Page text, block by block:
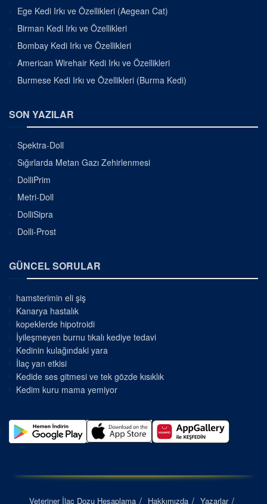
Ege Kedi Irkı ve Özellikleri (Aegean Cat)
Birman Kedi Irkı ve Özellikleri
Bombay Kedi Irkı ve Özellikleri
American Wirehair Kedi Irkı ve Özellikleri
Burmese Kedi Irkı ve Özellikleri (Burma Kedi)
SON YAZILAR
Spektra-Doll
Sığırlarda Metan Gazı Zehirlenmesi
DolliPrim
Metri-Doll
DolliSipra
Dolli-Prost
GÜNCEL SORULAR
hamsterimin eli şiş
Kanarya hastalık
kopeklerde hipotroidi
İyileşmeyen burnu tıkalı kediye tedavi
Kedinin kulağındaki yara
İlaç yan etkisi
Kedide ses gitmesi ve tek gözde kısıklık
Kedim kuru mama yemiyor
Veteriner İlaç Dozu Hesaplama Hakkımızda Yazarlar